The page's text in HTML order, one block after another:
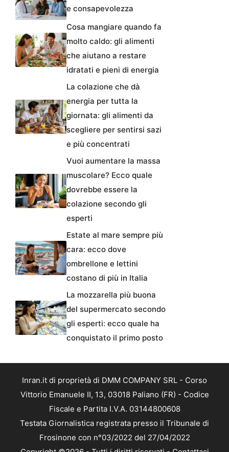
e consapevolezza
Cosa mangiare quando fa
molto caldo: gli alimenti
che aiutano a restare
idratati e pieni di energia
La colazione che dà
energia per tutta la
giornata: gli alimenti da
scegliere per sentirsi sazi
e più concentrati
Vuoi aumentare la massa
muscolare? Ecco quale
dovrebbe essere la
colazione secondo gli
esperti
Estate al mare sempre più
cara: ecco dove
ombrellone e lettini
costano di più in Italia
La mozzarella più buona
del supermercato secondo
gli esperti: ecco quale ha
conquistato il primo posto
Inran.it di proprietà di DMM COMPANY SRL - Corso
Vittorio Emanuele II, 13, 03018 Paliano (FR) - Codice
Fiscale e Partita I.V.A. 03144800608
Testata Giornalistica registrata presso il Tribunale di
Frosinone con n°03/2022 del 27/04/2022